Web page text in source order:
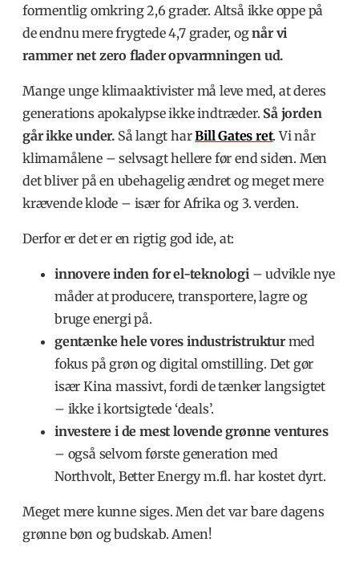
formentlig omkring 2,6 grader. Altså ikke oppe på
de endnu mere frygtede 4,7 grader, ognår vi
rammer net zero flader opvarmningen ud.
Mange unge klimaaktivister må leve med, at deres
generations apokalypse ikke indtræder. Så jorden
går ikke under. Så langt harBill Gates ret. Vi når
klimamålene – selvsagt hellere før end siden. Men
det bliver på en ubehagelig ændret og meget mere
krævende klode – især for Afrika og 3. verden.
Derfor er det er en rigtig god ide, at:
innovere inden for el-teknologi– udvikle nye
måder at producere, transportere, lagre og
bruge energi på.
gentænke hele vores industristrukturmed
fokus på grøn og digital omstilling. Det gør
især Kina massivt, fordi de tænker langsigtet
– ikke i kortsigtede ‘deals’.
investere i de mest lovende grønne ventures
– også selvom første generation med
Northvolt, Better Energy m.fl. har kostet dyrt.
Meget mere kunne siges. Men det var bare dagens
grønne bøn og budskab. Amen!